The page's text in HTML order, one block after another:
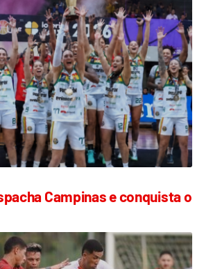
Campinas e conquista o